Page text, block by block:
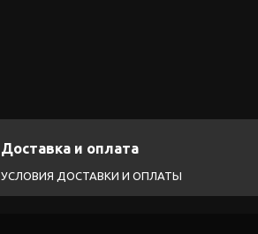
Доставка и оплата
УСЛОВИЯ ДОСТАВКИ И ОПЛАТЫ